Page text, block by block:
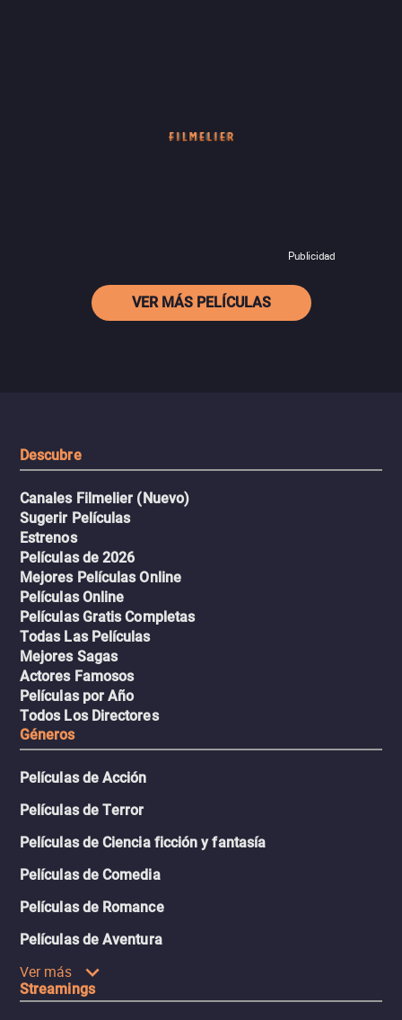
Publicidad
VER MÁS PELÍCULAS
Descubre
Canales Filmelier (Nuevo)
Sugerir Películas
Estrenos
Películas de 2026
Mejores Películas Online
Películas Online
Películas Gratis Completas
Todas Las Películas
Mejores Sagas
Actores Famosos
Películas por Año
Todos Los Directores
Géneros
Películas de Acción
Películas de Terror
Películas de Ciencia ficción y fantasía
Películas de Comedia
Películas de Romance
Películas de Aventura
Ver más
Streamings